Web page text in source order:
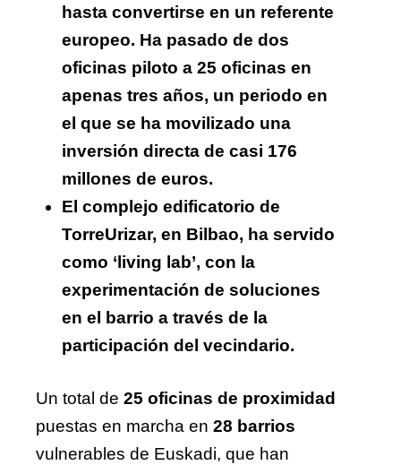
hasta convertirse en un referente
europeo. Ha pasado de dos
oficinas piloto a 25 oficinas en
apenas tres años, un periodo en
el que se ha movilizado una
inversión directa de casi 176
millones de euros.
El complejo edificatorio de
TorreUrizar, en Bilbao, ha servido
como ‘living lab’, con la
experimentación de soluciones
en el barrio a través de la
participación del vecindario.
Un total de 25 oficinas de proximidad
puestas en marcha en 28 barrios
vulnerables de Euskadi, que han